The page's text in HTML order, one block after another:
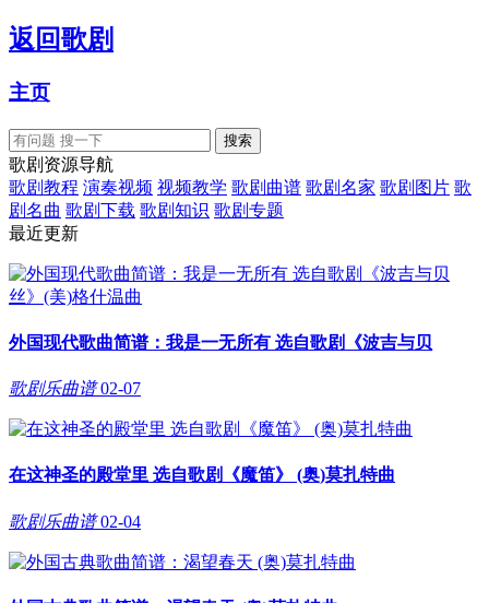
返回歌剧
主页
歌剧资源导航
歌剧教程 演奏视频 视频教学 歌剧曲谱 歌剧名家 歌剧图片 歌
剧名曲 歌剧下载 歌剧知识 歌剧专题
最近更新
外国现代歌曲简谱：我是一无所有 选自歌剧《波吉与贝
歌剧乐曲谱 02-07
在这神圣的殿堂里 选自歌剧《魔笛》 (奥)莫扎特曲
歌剧乐曲谱 02-04